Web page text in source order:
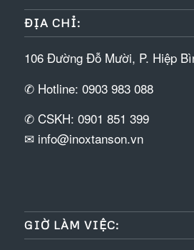
ĐỊA CHỈ:
106 Đường Đỗ Mười, P. Hiệp
✆ Hotline: 0903 983 088
✆ CSKH: 0901 851 399
✉ info@inoxtanson.vn
GIỜ LÀM VIỆC: